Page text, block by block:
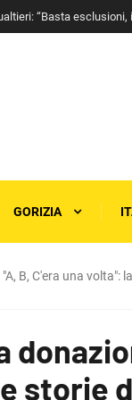
“Basta esclusioni,
GORIZIA
"A, B, C'era una volta":
storie